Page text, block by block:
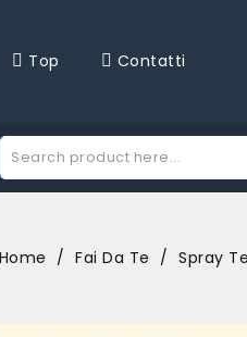
Top Contatti
Home Fai Da Te Spray